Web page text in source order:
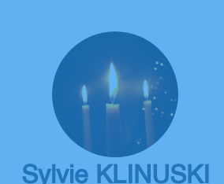
Sylvie KLINUSKI